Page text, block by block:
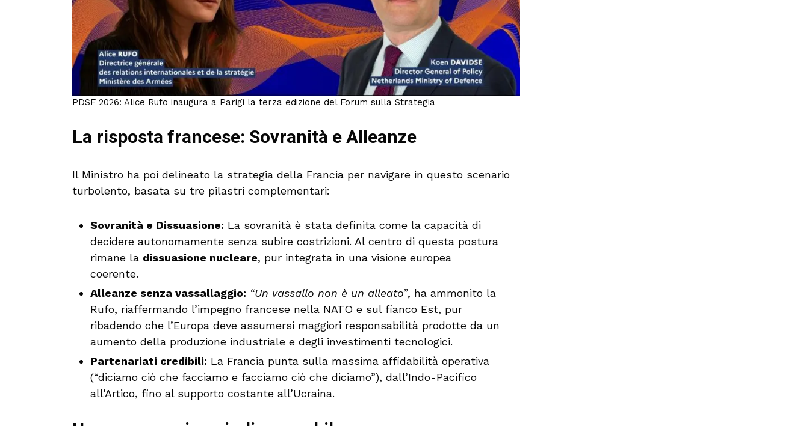
PDSF 2026: Alice Rufo inaugura a Parigi la terza edizione del Forum sulla Strategia
La risposta francese: Sovranità e Alleanze
Il Ministro ha poi delineato la strategia della Francia per navigare in questo scenario
turbolento, basata su tre pilastri complementari:
Sovranità e Dissuasione: La sovranità è stata definita come la capacità di
decidere autonomamente senza subire costrizioni. Al centro di questa postura
rimane la dissuasione nucleare, pur integrata in una visione europea
coerente.
Alleanze senza vassallaggio: “Un vassallo non è un alleato”, ha ammonito la
Rufo, riaffermando l’impegno francese nella NATO e sul fianco Est, pur
ribadendo che l’Europa deve assumersi maggiori responsabilità prodotte da un
aumento della produzione industriale e degli investimenti tecnologici.
Partenariati credibili: La Francia punta sulla massima affidabilità operativa
(“diciamo ciò che facciamo e facciamo ciò che diciamo”), dall’Indo-Pacifico
all’Artico, fino al supporto costante all’Ucraina.